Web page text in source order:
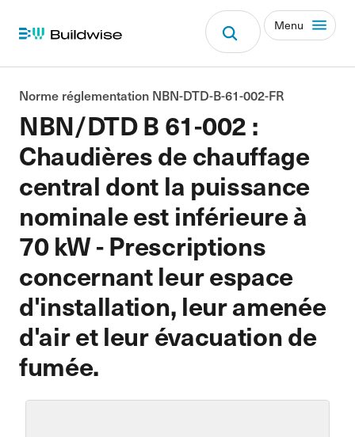
Menu
NBN/DTD B 61-002 :
Chaudières de chauffage
central dont la puissance
nominale est inférieure à
70 kW - Prescriptions
concernant leur espace
d'installation, leur amenée
d'air et leur évacuation de
fumée.
Norme réglementation NBN-DTD-B-61-002-FR